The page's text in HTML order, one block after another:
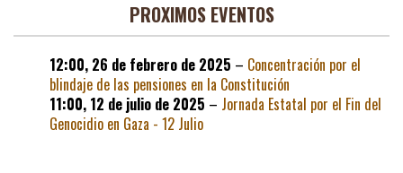
PROXIMOS EVENTOS
12:00, 26 de febrero de 2025 – Concentración por el
blindaje de las pensiones en la Constitución
11:00, 12 de julio de 2025 – Jornada Estatal por el Fin del
Genocidio en Gaza - 12 Julio